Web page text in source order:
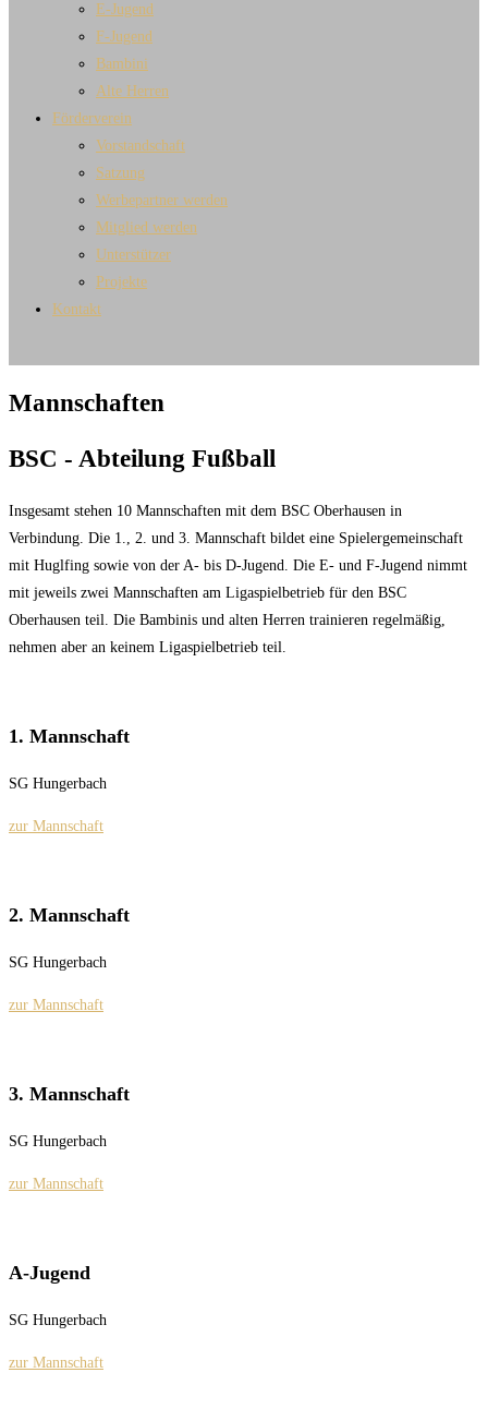
E-Jugend
F-Jugend
Bambini
Alte Herren
Förderverein
Vorstandschaft
Satzung
Werbepartner werden
Mitglied werden
Unterstützer
Projekte
Kontakt
Mannschaften
BSC - Abteilung Fußball
Insgesamt stehen 10 Mannschaften mit dem BSC Oberhausen in
Verbindung. Die 1., 2. und 3. Mannschaft bildet eine Spielergemeinschaft
mit Huglfing sowie von der A- bis D-Jugend. Die E- und F-Jugend nimmt
mit jeweils zwei Mannschaften am Ligaspielbetrieb für den BSC
Oberhausen teil. Die Bambinis und alten Herren trainieren regelmäßig,
nehmen aber an keinem Ligaspielbetrieb teil.
1. Mannschaft
SG Hungerbach
zur Mannschaft
2. Mannschaft
SG Hungerbach
zur Mannschaft
3. Mannschaft
SG Hungerbach
zur Mannschaft
A-Jugend
SG Hungerbach
zur Mannschaft